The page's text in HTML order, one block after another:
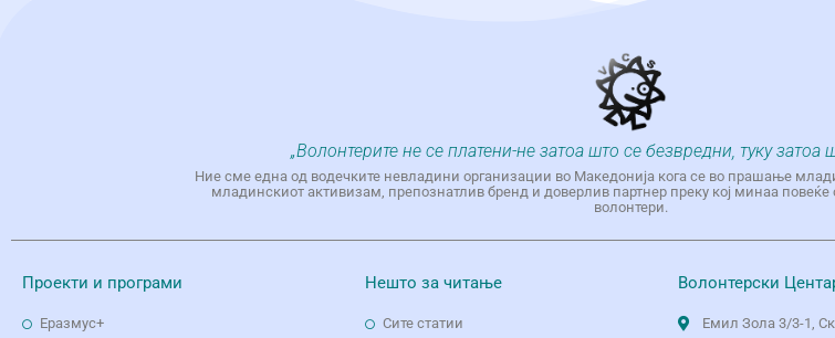
„Волонтерите не се платени-не затоа што се безвредни, туку затоа
Ние сме една од водечките невладини организации во Македонија кога се во прашање
младинскиот активизам, препознатлив бренд и доверлив партнер преку кој минаа
волонтери.
Проекти и програми
Еразмус+
Нешто за читање
Сите статии
Волонтерски
Емил Зола 3/3-1,